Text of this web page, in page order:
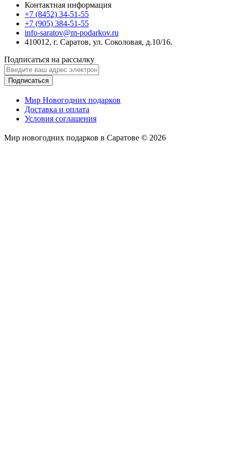
Контактная информация
+7 (8452) 34-51-55
+7 (905) 384-51-55
info-saratov@m-podarkov.ru
410012, г. Саратов, ул. Соколовая, д.10/16.
Подписаться на рассылку
Подписаться
Мир Новогодних подарков
Доставка и оплата
Условия соглашения
Мир новогодних подарков в Саратове © 2026